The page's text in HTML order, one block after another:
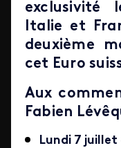
exclusivité
Italie et
deuxième
cet Euro
Aux
Fabien
Lundi 7